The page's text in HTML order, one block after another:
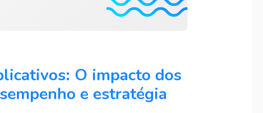
O impacto dos
e estratégia